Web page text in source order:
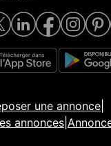
une annonce
annonces